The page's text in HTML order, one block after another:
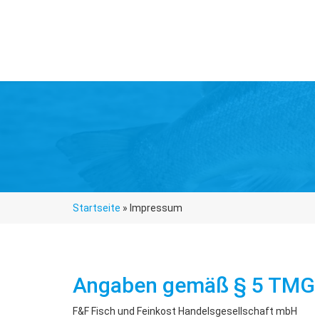
Startseite » Impressum
Angaben gemäß § 5 TMG
F&F Fisch und Feinkost Handelsgesellschaft mbH